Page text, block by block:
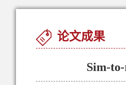
论文成果
Sim-